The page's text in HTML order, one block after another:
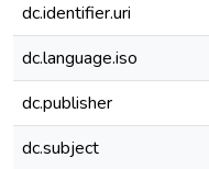
dc.identifier.uri
dc.language.iso
dc.publisher
dc.subject